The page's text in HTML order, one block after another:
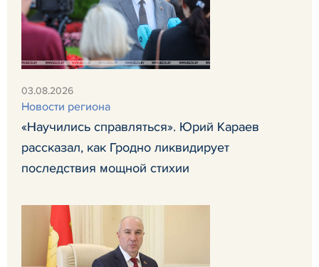
03.08.2026
Новости региона
«Научились справляться». Юрий Караев
рассказал, как Гродно ликвидирует
последствия мощной стихии